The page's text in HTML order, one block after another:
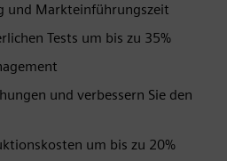
und Markteinführungszeit
Tests um bis zu 35%
und verbessern Sie den
um bis zu 20%